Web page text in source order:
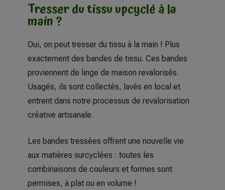
Tresser du tissu upcyclé à la
main ?
Oui, on peut tresser du tissu à la main ! Plus
exactement des bandes de tissu. Ces bandes
proviennent de linge de maison revalorisés.
Usagés, ils sont collectés, lavés en local et
entrent dans notre processus de revalorisation
créative artisanale.
Les bandes tressées offrent une nouvelle vie
aux matières surcyclées : toutes les
combinaisons de couleurs et formes sont
permises, à plat ou en volume !